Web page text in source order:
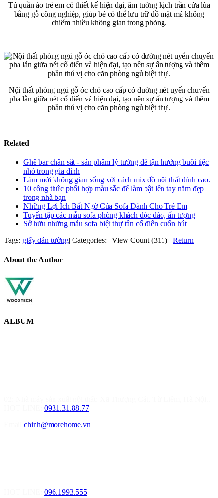
Tủ quần áo trẻ em có thiết kế hiện đại, âm tường kịch trần cửa lùa
bằng gỗ công nghiệp, giúp bé có thể lưu trữ đồ mặt mà không
chiếm nhiều không gian trong phòng.
Nội thất phòng ngủ gỗ óc chó cao cấp có đường nét uyển chuyển
pha lẫn giữa nét cổ điển và hiện đại, tạo nên sự ấn tượng và thêm
phần thú vị cho căn phòng ngủ biệt thự.
Related
Ghế bar chân sắt - sản phẩm lý tưởng để tận hưởng buổi tiệc
nhỏ trong gia đình
Làm mới không gian sống với cách mix đồ nội thất đỉnh cao.
10 công thức phối hợp màu sắc để làm bật lên tay nắm đẹp
trong nhà bạn
Những Lợi Ích Bất Ngờ Của Sofa Dành Cho Trẻ Em
Tuyển tập các mẫu sofa phòng khách độc đáo, ấn tượng
Sở hữu những mẫu sofa biệt thự tân cổ điển cuốn hút
Tags: giấy dán tường Categories: View Count (311) Return
About the Author
ALBUM
0931.31.88.77
chinh@morehome.vn
096.1993.555